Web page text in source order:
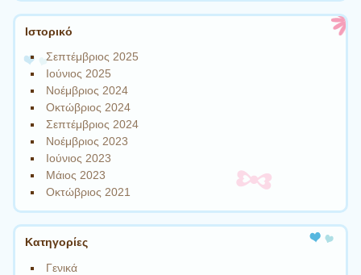
Ιστορικό
Σεπτέμβριος 2025
Ιούνιος 2025
Νοέμβριος 2024
Οκτώβριος 2024
Σεπτέμβριος 2024
Νοέμβριος 2023
Ιούνιος 2023
Μάιος 2023
Οκτώβριος 2021
Kατηγορίες
Γενικά